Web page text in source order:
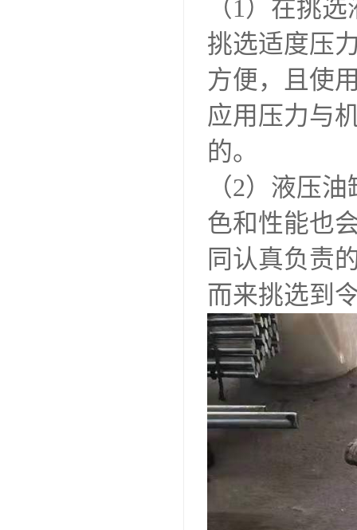
（1）在挑
挑选适度压
方便，且使
应用压力与
的。
（2）液压
色和性能也
同认真负责
而来挑选到